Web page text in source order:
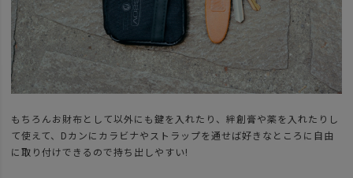
もちろんお財布として以外にも鍵を入れたり、絆創膏や薬を入れたりし
て使えて、Dカンにカラビナやストラップを通せば好きなところに自由
に取り付けできるので持ち出しやすい!